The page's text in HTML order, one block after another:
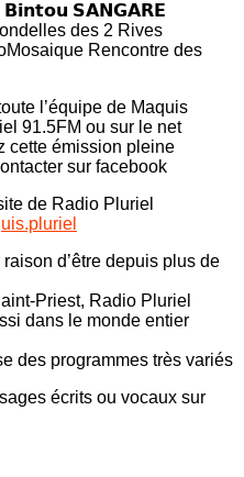
𝗕𝗶𝗻𝘁𝗼𝘂 𝗦𝗔𝗡𝗚𝗔𝗥𝗘
des 2 Rives
Rencontre des
l’équipe de Maquis
91.5FM ou sur le net
cette émission pleine
sur facebook
de Radio Pluriel
d’être depuis plus de
Priest, Radio Pluriel
dans le monde entier
des programmes très variés
écrits ou vocaux sur